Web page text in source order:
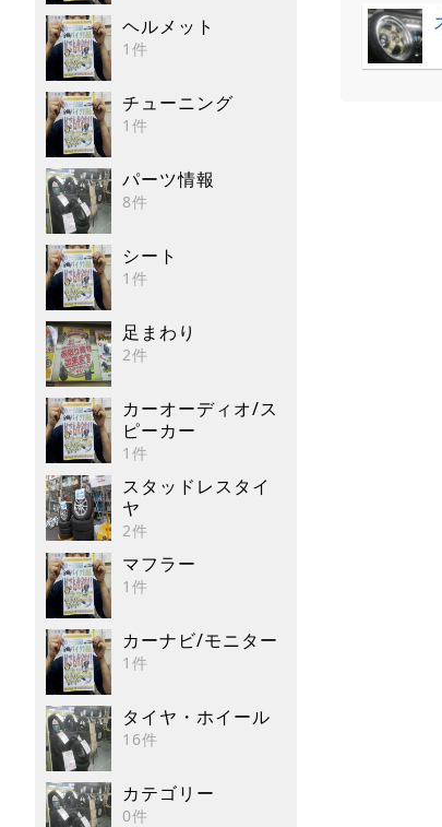
ヘルメット
1件
チューニング
1件
パーツ情報
8件
シート
1件
足まわり
2件
カーオーディオ/ス
ピーカー
1件
スタッドレスタイ
ヤ
2件
マフラー
1件
カーナビ/モニター
1件
タイヤ・ホイール
16件
カテゴリー
0件